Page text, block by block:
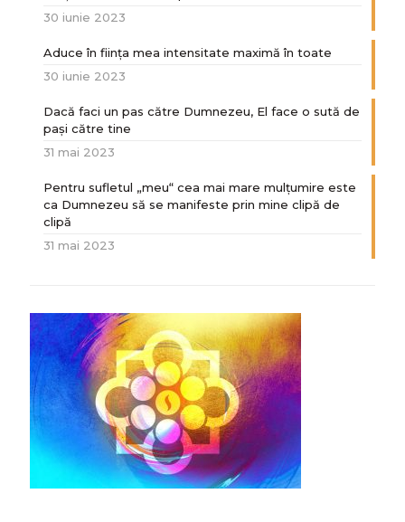
30 iunie 2023
Aduce în ființa mea intensitate maximă în toate
30 iunie 2023
Dacă faci un pas către Dumnezeu, El face o sută de
paşi către tine
31 mai 2023
Pentru sufletul „meu“ cea mai mare mulțumire este
ca Dumnezeu să se manifeste prin mine clipă de
clipă
31 mai 2023